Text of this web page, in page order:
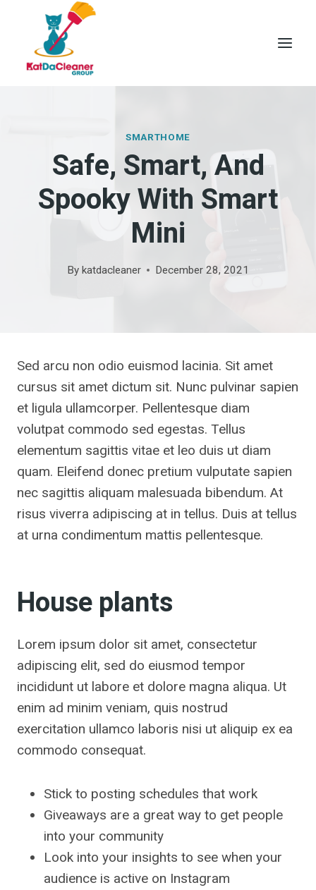
content
SMARTHOME
Safe, Smart, And
Spooky With Smart
Mini
By katdacleaner December 28, 2021
Sed arcu non odio euismod lacinia. Sit amet
cursus sit amet dictum sit. Nunc pulvinar sapien
et ligula ullamcorper. Pellentesque diam
volutpat commodo sed egestas. Tellus
elementum sagittis vitae et leo duis ut diam
quam. Eleifend donec pretium vulputate sapien
nec sagittis aliquam malesuada bibendum. At
risus viverra adipiscing at in tellus. Duis at tellus
at urna condimentum mattis pellentesque.
House plants
Lorem ipsum dolor sit amet, consectetur
adipiscing elit, sed do eiusmod tempor
incididunt ut labore et dolore magna aliqua. Ut
enim ad minim veniam, quis nostrud
exercitation ullamco laboris nisi ut aliquip ex ea
commodo consequat.
Stick to posting schedules that work
Giveaways are a great way to get people
into your community
Look into your insights to see when your
audience is active on Instagram